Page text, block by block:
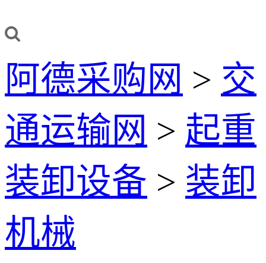
阿德采购网 > 交
通运输网 > 起重
装卸设备 > 装卸
机械